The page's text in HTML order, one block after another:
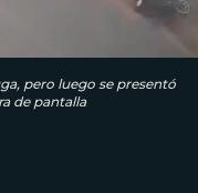
pero luego se presentó
de pantalla